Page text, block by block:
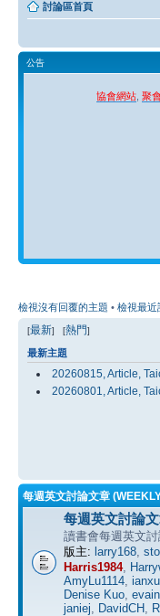
討論區首頁
公告
協會網站 聚
檢視沒有回覆的主題 • 檢視最近
[最新] [熱門]
最新主題
20260815, Article,
20260801, Article,
每週英文討論文章
每週英文討論
讀書會每週英文
版主: larry168
Harris1984,
AmyLu1114
Denise Kuo
janiej
DavidCH